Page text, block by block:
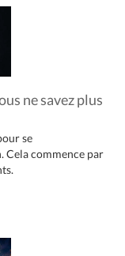
ne savez plus
se
Cela commence par